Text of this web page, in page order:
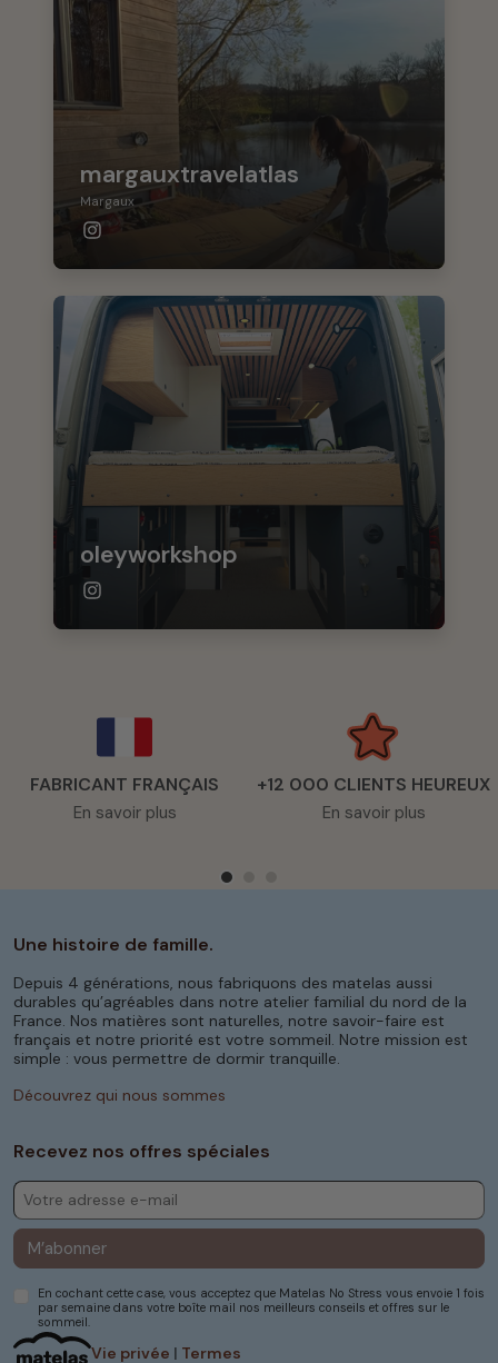
margauxtravelatlas
Margaux
oleyworkshop
FABRICANT FRANÇAIS
En savoir plus
+12 000 CLIENTS HEUREUX
En savoir plus
Vie privée | Termes
Une histoire de famille.
Depuis 4 générations, nous fabriquons des matelas aussi
durables qu’agréables dans notre atelier familial du nord de la
France. Nos matières sont naturelles, notre savoir-faire est
français et notre priorité est votre sommeil. Notre mission est
simple : vous permettre de dormir tranquille.
Découvrez qui nous sommes
Recevez nos offres spéciales
M’abonner
En cochant cette case, vous acceptez que Matelas No Stress vous envoie 1 fois
par semaine dans votre boîte mail nos meilleurs conseils et offres sur le
sommeil.